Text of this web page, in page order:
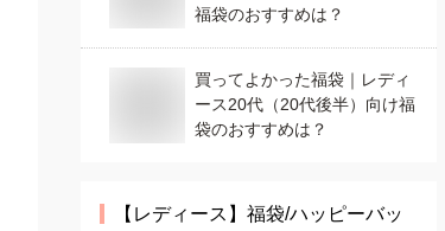
福袋のおすすめは？
買ってよかった福袋｜レディ
ース20代（20代後半）向け福
袋のおすすめは？
【レディース】 福袋/ハッピーバッ